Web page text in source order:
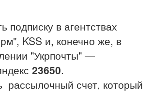
в агентствах
KSS и, конечно же, в
"Укрпочты" —
23650.
рассылочный счет, который